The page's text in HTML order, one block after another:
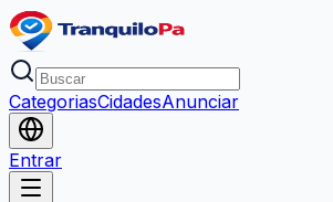
CategoriasCidadesAnunciar
Entrar